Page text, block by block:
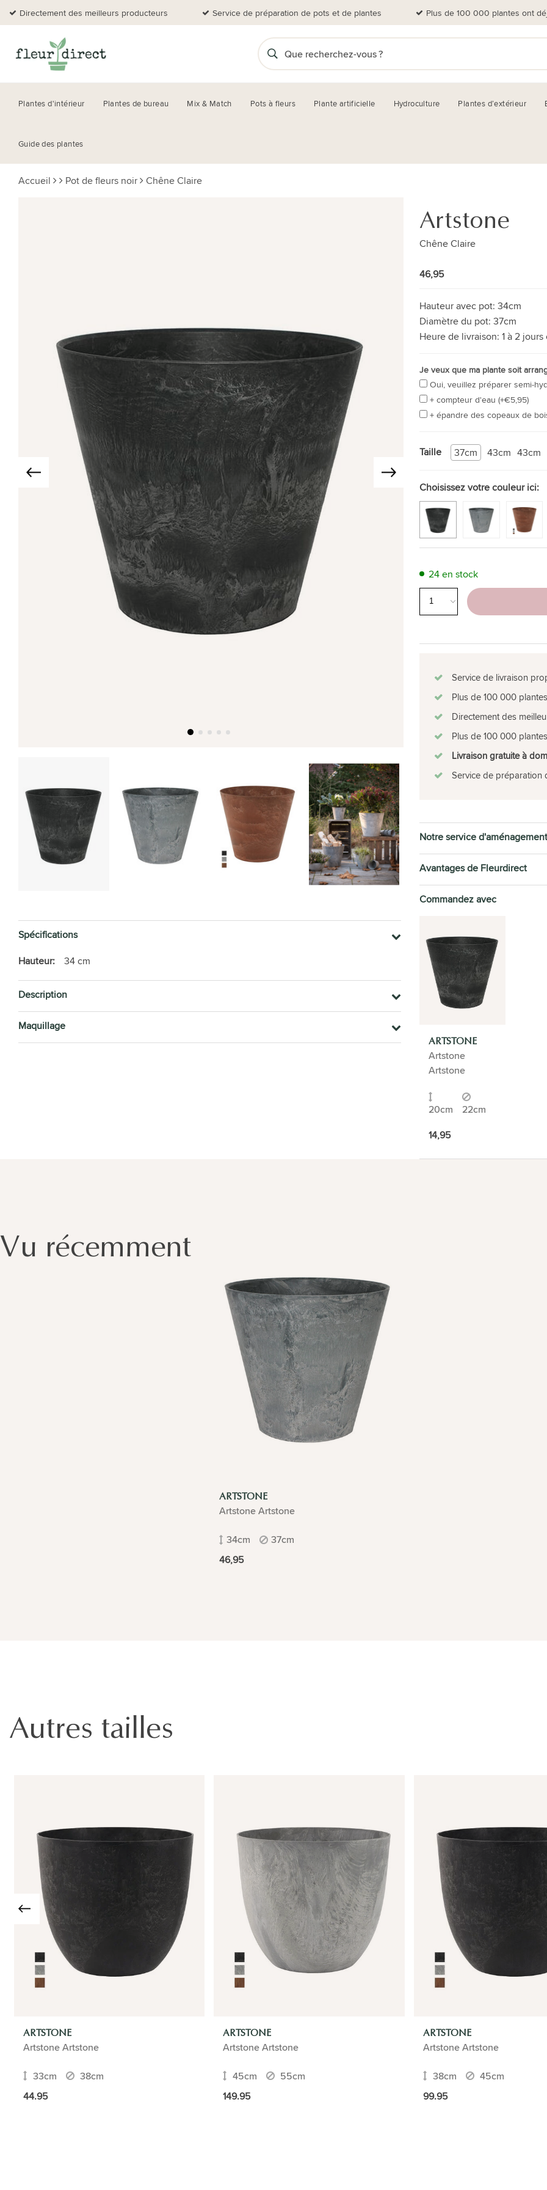
Directement des meilleurs producteurs Service de préparation de pots et de plantes Plus de 100 000 plantes ont
Plantes d'intérieur Plantes de bureau Mix & Match Pots à fleurs Plante artificielle Hydroculture Plantes d’extérieur
Guide des plantes
Accueil Pot de fleurs noir Chêne Claire
Spécifications
Hauteur:
34 cm
Description
Maquillage
Artstone
Chêne Claire
46,95
Hauteur avec pot: 34cm
Diamètre du pot: 37cm
Heure de livraison: 1 à 2
Je veux que ma plante soit
Oui, veuillez préparer semi-
+ compteur d'eau (+€5,95)
+ épandre des copeaux de
Taille 37cm 43cm 43cm
Choisissez votre couleur ici:
24 en stock
Service de livraison
Plus de 100 000
Directement des
Plus de 100 000
Livraison gratuite à
Service de préparation
Notre service d'aménagement
Avantages de Fleurdirect
Commandez avec
ARTSTONE
Artstone
Artstone
20cm
22cm
14,95
Vu récemment
ARTSTONE
Artstone Artstone
34cm
37cm
46,95
Autres tailles
ARTSTONE
Artstone Artstone
33cm
38cm
44.95
ARTSTONE
Artstone Artstone
45cm
55cm
149.95
ARTSTONE
Artstone Artstone
38cm
45cm
99.95